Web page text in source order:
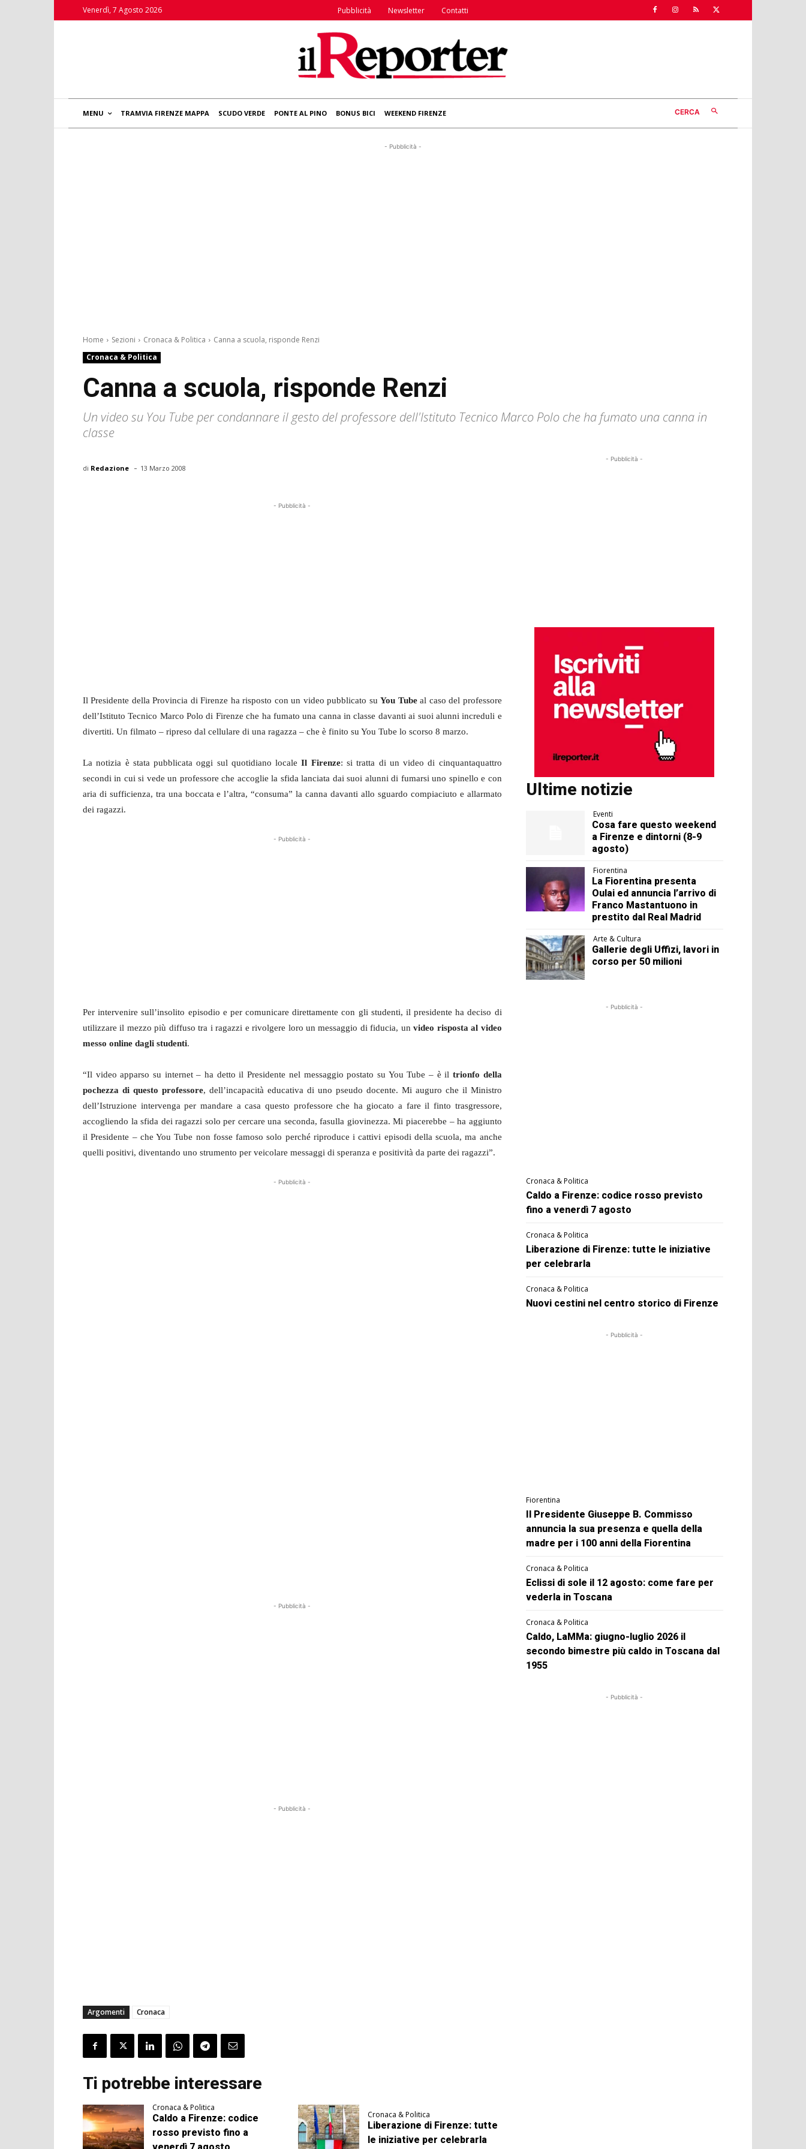
Venerdì, 7 Agosto 2026 Pubblicità Newsletter Contatti
MENU TRAMVIA FIRENZE MAPPA SCUDO VERDE PONTE AL PINO BONUS BICI WEEKEND FIRENZE CERCA
- Pubblicità -
Home Sezioni Cronaca & Politica
Canna a scuola, risponde Renzi
Cronaca & Politica
Canna a scuola, risponde Renzi
Un video su You Tube per condannare il gesto del professore dell'Istituto Tecnico Marco Polo che ha fumato una canna in
classe
di Redazione - 13 Marzo 2008
- Pubblicità -
Il Presidente della Provincia di Firenze ha risposto con un video pubblicato suYou Tubeal caso del professore
dell’Istituto Tecnico Marco Polo di Firenze che ha fumato una canna in classe davanti ai suoi alunni increduli e
divertiti. Un filmato – ripreso dal cellulare di una ragazza – che è finito su You Tube lo scorso 8 marzo.
La notizia è stata pubblicata oggi sul quotidiano localeIl Firenze: si tratta di un video di cinquantaquattro
secondi in cui si vede un professore che accoglie la sfida lanciata dai suoi alunni di fumarsi uno spinello e con
aria di sufficienza, tra una boccata e l’altra, “consuma” la canna davanti allo sguardo compiaciuto e allarmato
dei ragazzi.
- Pubblicità -
Per intervenire sull’insolito episodio e per comunicare direttamente con gli studenti, il presidente ha deciso di
utilizzare il mezzo più diffuso tra i ragazzi e rivolgere loro un messaggio di fiducia, unvideo risposta al video
messo online dagli studenti.
“Il video apparso su internet – ha detto il Presidente nel messaggio postato su You Tube – è il trionfo della
pochezza di questo professore, dell’incapacità educativa di uno pseudo docente. Mi auguro che il Ministro
dell’Istruzione intervenga per mandare a casa questo professore che ha giocato a fare il finto trasgressore,
accogliendo la sfida dei ragazzi solo per cercare una seconda, fasulla giovinezza. Mi piacerebbe – ha aggiunto
il Presidente – che You Tube non fosse famoso solo perché riproduce i cattivi episodi della scuola, ma anche
quelli positivi, diventando uno strumento per veicolare messaggi di speranza e positività da parte dei ragazzi”.
- Pubblicità -
- Pubblicità -
- Pubblicità -
Argomenti Cronaca
Ti potrebbe interessare
Cronaca & Politica
Caldo a Firenze: codice
rosso previsto fino a
Cronaca & Politica
Liberazione di Firenze: tutte
le iniziative per celebrarla
- Pubblicità -
Ultime notizie
Eventi
Cosa fare questo weekend
a Firenze e dintorni (8-9
agosto)
Fiorentina
La Fiorentina presenta
Oulai ed annuncia l’arrivo di
Franco Mastantuono in
prestito dal Real Madrid
Arte & Cultura
Gallerie degli Uffizi, lavori in
corso per 50 milioni
- Pubblicità -
Cronaca & Politica
Caldo a Firenze: codice rosso previsto
fino a venerdì 7 agosto
Cronaca & Politica
Liberazione di Firenze: tutte le iniziative
per celebrarla
Cronaca & Politica
Nuovi cestini nel centro storico di Firenze
- Pubblicità -
Fiorentina
Il Presidente Giuseppe B. Commisso
annuncia la sua presenza e quella della
madre per i 100 anni della Fiorentina
Cronaca & Politica
Eclissi di sole il 12 agosto: come fare per
vederla in Toscana
Cronaca & Politica
Caldo, LaMMa: giugno-luglio 2026 il
secondo bimestre più caldo in Toscana dal
1955
- Pubblicità -